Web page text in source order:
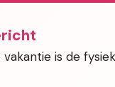
is de